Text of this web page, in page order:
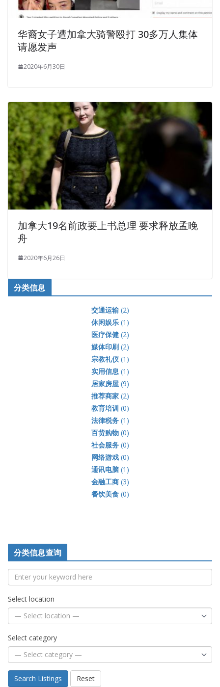
华裔女子遭加拿大骑警殴打 30多万人集体
请愿发声
2020年6月30日
加拿大19名前政要上书总理 要求释放孟晚
舟
2020年6月26日
分类信息
交通运输(2)
休闲娱乐(1)
医疗保健(2)
媒体印刷(2)
宗教礼仪(1)
实用信息(1)
居家房屋(9)
推荐商家(2)
教育培训 (0)
法律税务(1)
百货购物(0)
社会服务(0)
网络游戏(0)
通讯电脑(1)
金融工商(3)
餐饮美食(0)
分类信息查询
Select location
Select category
Search Listings Reset